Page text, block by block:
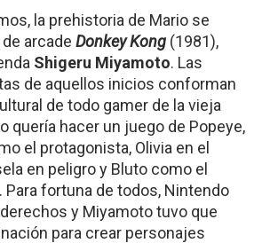
la prehistoria de Mario se
arcade Donkey Kong (1981),
Shigeru Miyamoto. Las
de aquellos inicios conforman
de todo gamer de la vieja
quería hacer un juego de Popeye,
el protagonista, Olivia en el
en peligro y Bluto como el
Para fortuna de todos, Nintendo
y Miyamoto tuvo que
para crear personajes